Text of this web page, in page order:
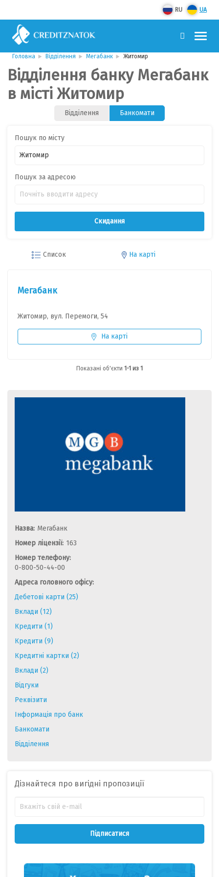
RU UA
Головна Відділення Мегабанк Житомир
Відділення банку Мегабанк
в місті Житомир
Відділення Банкомати
Пошук по місту
Пошук за адресою
Скидання
Список На карті
Мегабанк
Житомир, вул. Перемоги, 54
На карті
Показані об'єкти 1-1 из 1
Назва: Мегабанк
Номер ліцензії: 163
Номер телефону:
0-800-50-44-00
Адреса головного офісу:
Дебетові карти (25)
Вклади (12)
Кредити (1)
Кредити (9)
Кредитні картки (2)
Вклади (2)
Відгуки
Реквізити
Інформація про банк
Банкомати
Відділення
Дізнайтеся про вигідні пропозиції
Підписатися